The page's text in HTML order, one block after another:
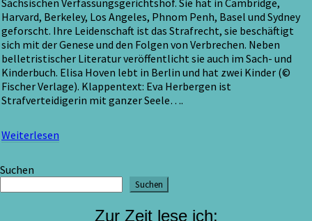
Sächsischen Verfassungsgerichtshof. Sie hat in Cambridge,
Harvard, Berkeley, Los Angeles, Phnom Penh, Basel und Sydney
geforscht. Ihre Leidenschaft ist das Strafrecht, sie beschäftigt
sich mit der Genese und den Folgen von Verbrechen. Neben
belletristischer Literatur veröffentlicht sie auch im Sach- und
Kinderbuch. Elisa Hoven lebt in Berlin und hat zwei Kinder (©
Fischer Verlage). Klappentext: Eva Herbergen ist
Strafverteidigerin mit ganzer Seele….
Weiterlesen
Suchen
Suchen
Zur Zeit lese ich: